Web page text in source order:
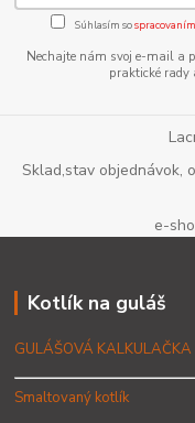
Súhlasím so
Nechajte nám svoj e-mail a
praktické rady
Sklad,stav objednávok,
e-
Kotlík na guláš
GULÁŠOVÁ KALKULAČKA
Smaltovaný kotlík